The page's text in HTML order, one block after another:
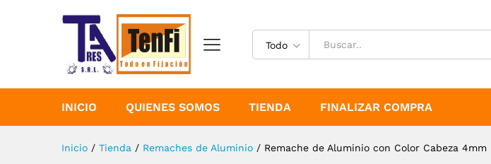
Todo
INICIO QUIENES SOMOS TIENDA FINALIZAR COMPRA
Inicio / Tienda / Remaches de Aluminio / Remache de Aluminio con Color Cabeza 4mm
Description Especificaciones